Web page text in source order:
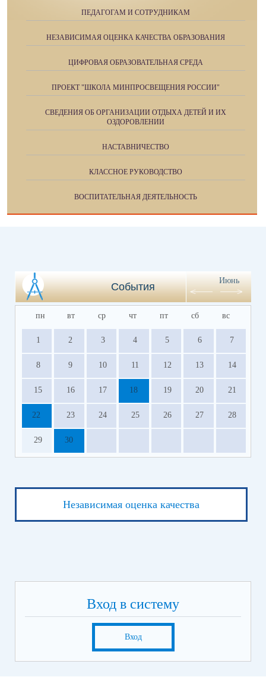
ПЕДАГОГАМ И СОТРУДНИКАМ
НЕЗАВИСИМАЯ ОЦЕНКА КАЧЕСТВА ОБРАЗОВАНИЯ
ЦИФРОВАЯ ОБРАЗОВАТЕЛЬНАЯ СРЕДА
ПРОЕКТ "ШКОЛА МИНПРОСВЕЩЕНИЯ РОССИИ"
СВЕДЕНИЯ ОБ ОРГАНИЗАЦИИ ОТДЫХА ДЕТЕЙ И ИХ
ОЗДОРОВЛЕНИИ
НАСТАВНИЧЕСТВО
КЛАССНОЕ РУКОВОДСТВО
ВОСПИТАТЕЛЬНАЯ ДЕЯТЕЛЬНОСТЬ
События
Июнь
пн вт ср чт пт сб вс
1 2 3 4 5 6 7
8 9 10 11 12 13 14
15 16 17 18 19 20 21
22 23 24 25 26 27 28
29 30
Независимая оценка качества
Вход в систему
Вход